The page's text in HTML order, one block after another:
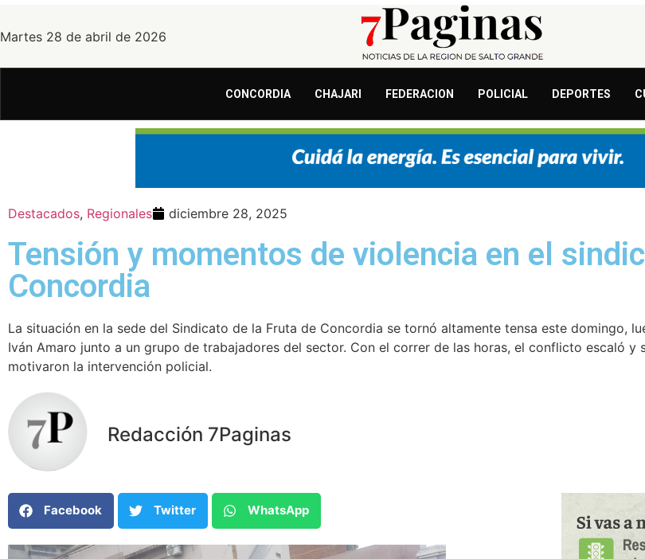
Martes 28 de abril de 2026
CONCORDIA CHAJARI FEDERACION POLICIAL DEPORTES
Destacados, Regionales diciembre 28, 2025
Tensión y momentos de violencia en el
Concordia
La situación en la sede del Sindicato de la Fruta de Concordia se tornó altamente tensa este domingo,
Iván Amaro junto a un grupo de trabajadores del sector. Con el correr de las horas, el conflicto escaló y
motivaron la intervención policial.
Redacción 7Paginas
Facebook Twitter WhatsApp